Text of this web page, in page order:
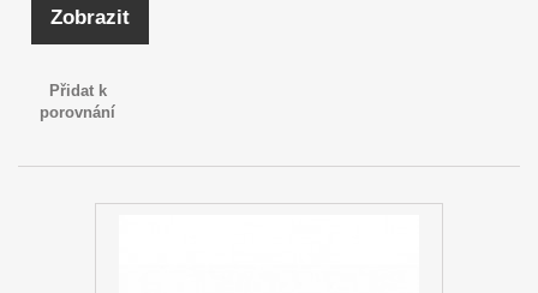
Zobrazit
Přidat k
porovnání